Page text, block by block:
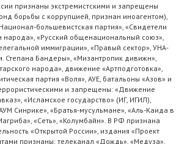
признаны экстремистскими и запрещены
борьбы с коррупцией, признан иноагентом),
большевистская партия», «Свидетели
народа», «Русский общенациональный союз»,
иммиграции», «Правый сектор», УНА-
Степана Бандеры», «Мизантропик дивижн»,
народа», движение «Артподготовка»,
партия «Воля», АУЕ, батальоны «Азов» и
и запрещены: «Движение
«Исламское государство» (ИГ, ИГИЛ),
Синрике», «Братья-мусульмане», «Аль-Каида в
«Сеть», «Колумбайн». В РФ признана
«Открытой России», издания «Проект
признаны: телеканал «Дождь», «Медуза»,